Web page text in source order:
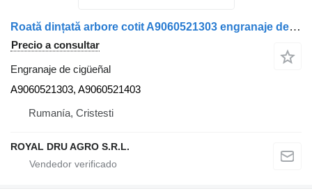
Roată dințată arbore cotit A9060521303 engranaje de cigüeñal para Mercedes-Benz A9060521303 / A9060521403 camión
Precio a consultar
Engranaje de cigüeñal
A9060521303, A9060521403
Rumanía, Cristesti
ROYAL DRU AGRO S.R.L.